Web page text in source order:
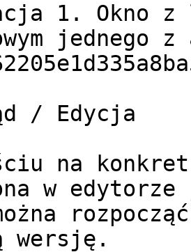
1. Okno z
jednego
/ Edycja
na
w
wersję.